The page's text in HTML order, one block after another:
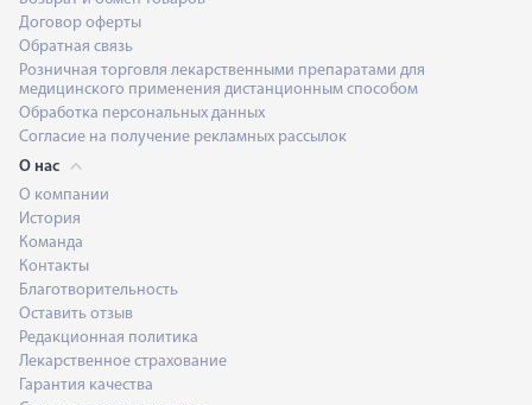
Договор оферты
Обратная связь
Розничная торговля лекарственными препаратами для
медицинского применения дистанционным способом
Обработка персональных данных
Согласие на получение рекламных рассылок
О нас
О компании
История
Команда
Контакты
Благотворительность
Оставить отзыв
Редакционная политика
Лекарственное страхование
Гарантия качества